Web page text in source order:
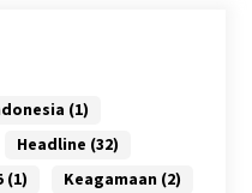
(1)
Headline (32)
(1) Keagamaan (2)